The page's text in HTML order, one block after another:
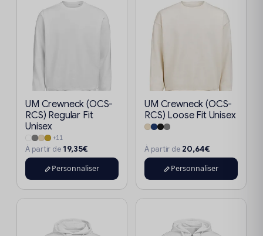
UM Crewneck (OCS-
RCS) Regular Fit
Unisex
+11
À partir de 19,35€
Personnaliser
UM Crewneck (OCS-
RCS) Loose Fit Unisex
À partir de 20,64€
Personnaliser